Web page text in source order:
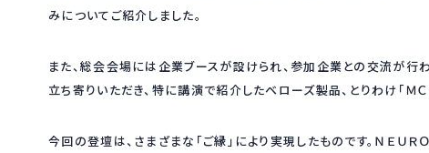
みについてご紹介しました。
また、総会会場には企業ブースが設けられ、参加企業との交流が行
立ち寄りいただき、特に講演で紹介したベローズ製品、とりわけ「Ｍ
今回の登壇は、さまざまな「ご縁」により実現したものです。ＮＥＵＲ